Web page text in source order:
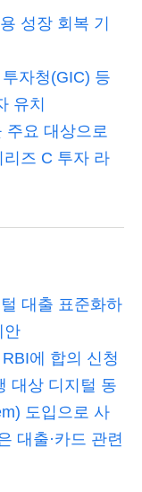
성장 회복 기
자청(GIC) 등
유치
주요 대상으로
즈 C 투자 라
대출 표준화하
안
에 합의 신청
대상 디지털 동
도입으로 사
대출·카드 관련